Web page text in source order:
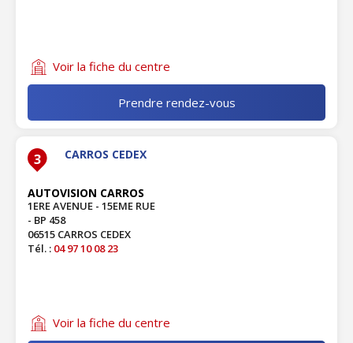
Voir la fiche du centre
Prendre rendez-vous
3 CARROS CEDEX
AUTOVISION CARROS
1ERE AVENUE - 15EME RUE
- BP 458
06515 CARROS CEDEX
Tél. : 04 97 10 08 23
Voir la fiche du centre